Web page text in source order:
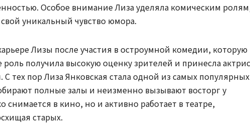
Особое внимание Лиза уделяла комическим
уникальный чувство юмора.
Лизы после участия в остроумной комедии, которую
получила высокую оценку зрителей и принесла
тех пор Лиза Янковская стала одной из самых популярных
полные залы и неизменно вызывают восторг у
снимается в кино, но и активно работает в театре,
старых.